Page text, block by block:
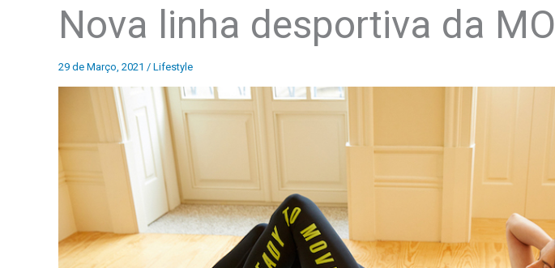
Nova linha desportiva da MO
29 de Março, 2021 / Lifestyle